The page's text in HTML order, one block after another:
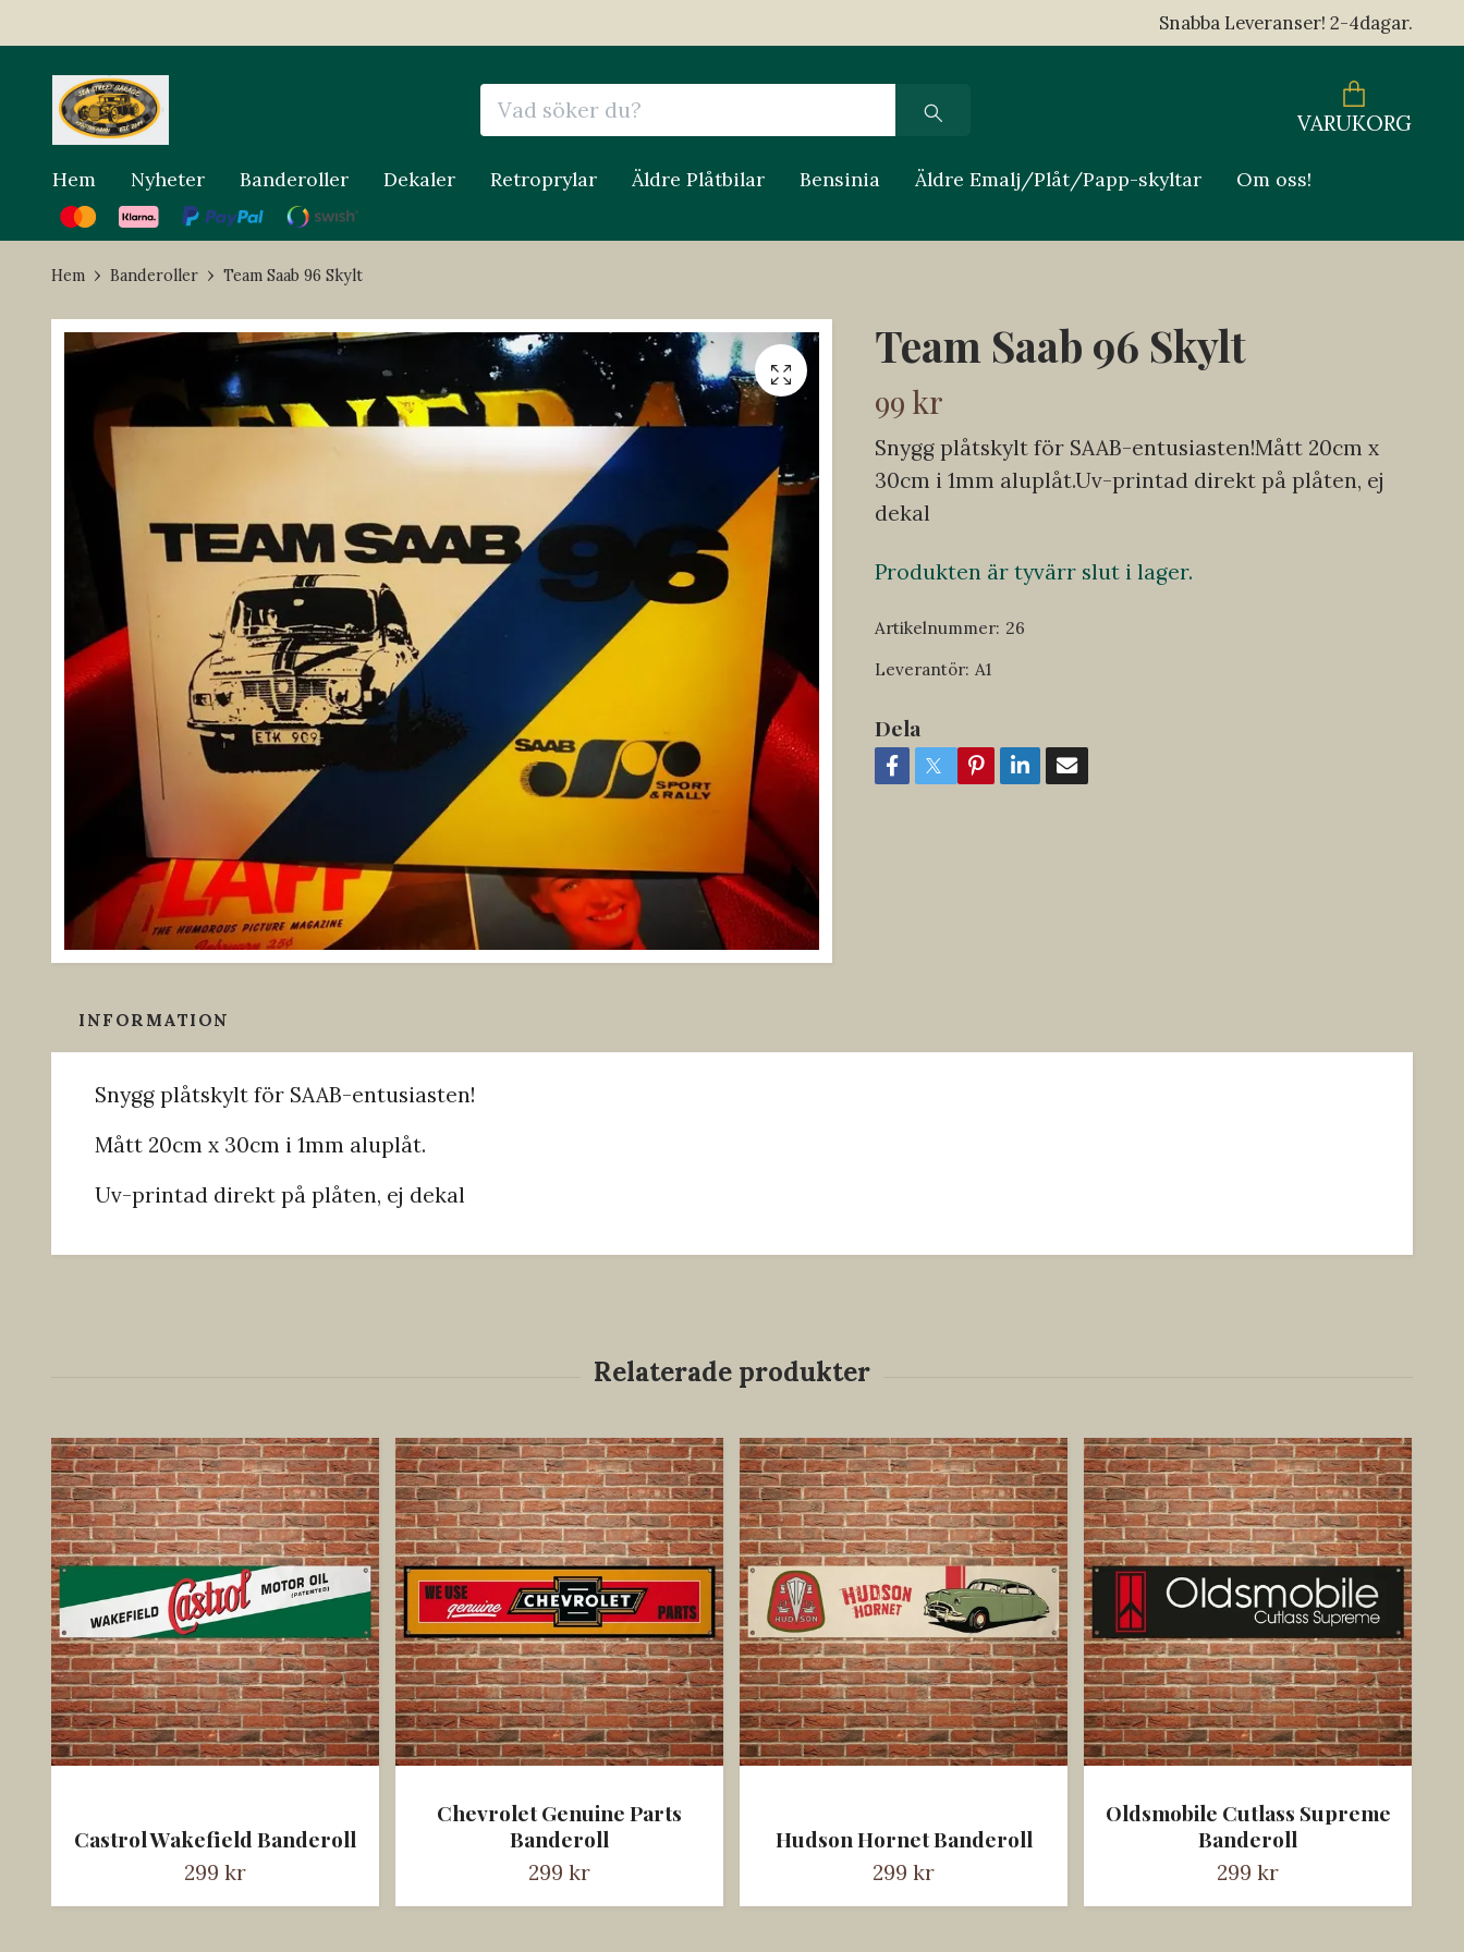
Snabba Leveranser! 2-4dagar.
VARUKORG
Hem Nyheter Banderoller Dekaler Retroprylar Äldre Plåtbilar Bensinia Äldre Emalj/Plåt/Papp-skyltar Om oss!
Hem Banderoller Team Saab 96 Skylt
Team Saab 96 Skylt
99 kr
Snygg plåtskylt för SAAB-entusiasten!Mått 20cm x
30cm i 1mm aluplåt.Uv-printad direkt på plåten, ej
dekal
Produkten är tyvärr slut i lager.
Artikelnummer: 26
Leverantör: A1
Dela
INFORMATION
Snygg plåtskylt för SAAB-entusiasten!
Mått 20cm x 30cm i 1mm aluplåt.
Uv-printad direkt på plåten, ej dekal
Castrol Wakefield Banderoll
299 kr
Chevrolet Genuine Parts
Banderoll
299 kr
Hudson Hornet Banderoll
299 kr
Oldsmobile Cutlass Supreme
Banderoll
299 kr